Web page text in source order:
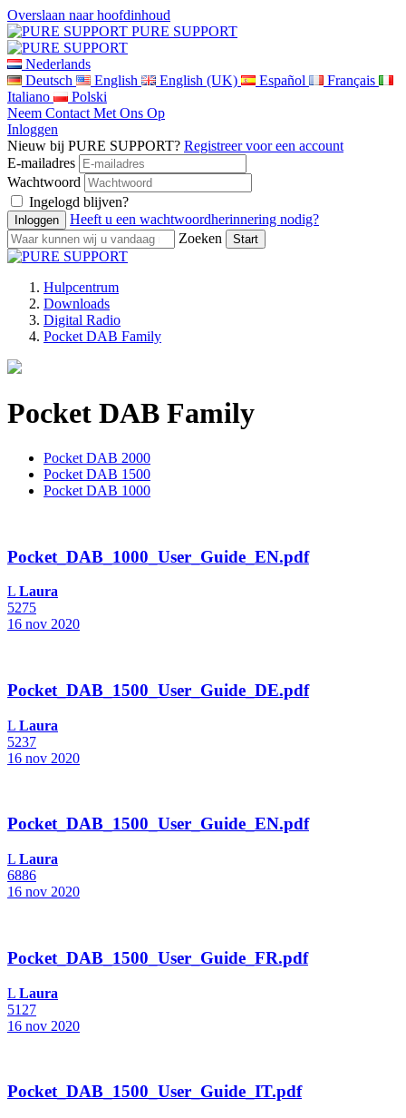
Overslaan naar hoofdinhoud
PURE SUPPORT
Nederlands
Deutsch
English English (UK) Español
Français
Italiano
Polski
Neem Contact Met Ons Op
Inloggen
Nieuw bij PURE SUPPORT? Registreer voor een account
E-mailadres
Wachtwoord
Ingelogd blijven?
Heeft u een wachtwoordherinnering nodig?
Zoeken
Hulpcentrum
Downloads
Digital Radio
Pocket DAB Family
Pocket DAB Family
Pocket DAB 2000
Pocket DAB 1500
Pocket DAB 1000
Pocket_DAB_1000_User_Guide_EN.pdf
L Laura
5275
16 nov 2020
Pocket_DAB_1500_User_Guide_DE.pdf
L Laura
5237
16 nov 2020
Pocket_DAB_1500_User_Guide_EN.pdf
L Laura
6886
16 nov 2020
Pocket_DAB_1500_User_Guide_FR.pdf
L Laura
5127
16 nov 2020
Pocket_DAB_1500_User_Guide_IT.pdf